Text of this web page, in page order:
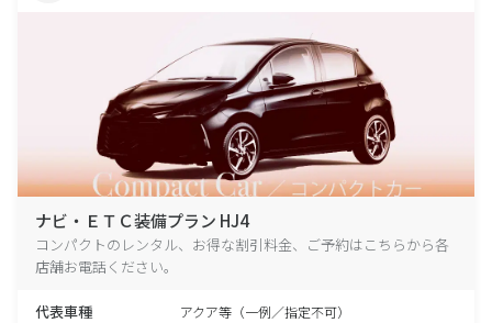
ナビ・ＥＴＣ装備プラン HJ4
コンパクトのレンタル、お得な割引料金、ご予約はこちらから各
店舗お電話ください。
代表車種 アクア等（一例／指定不可）